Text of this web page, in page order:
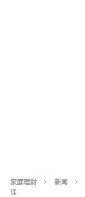
家庭理财 新闻
理